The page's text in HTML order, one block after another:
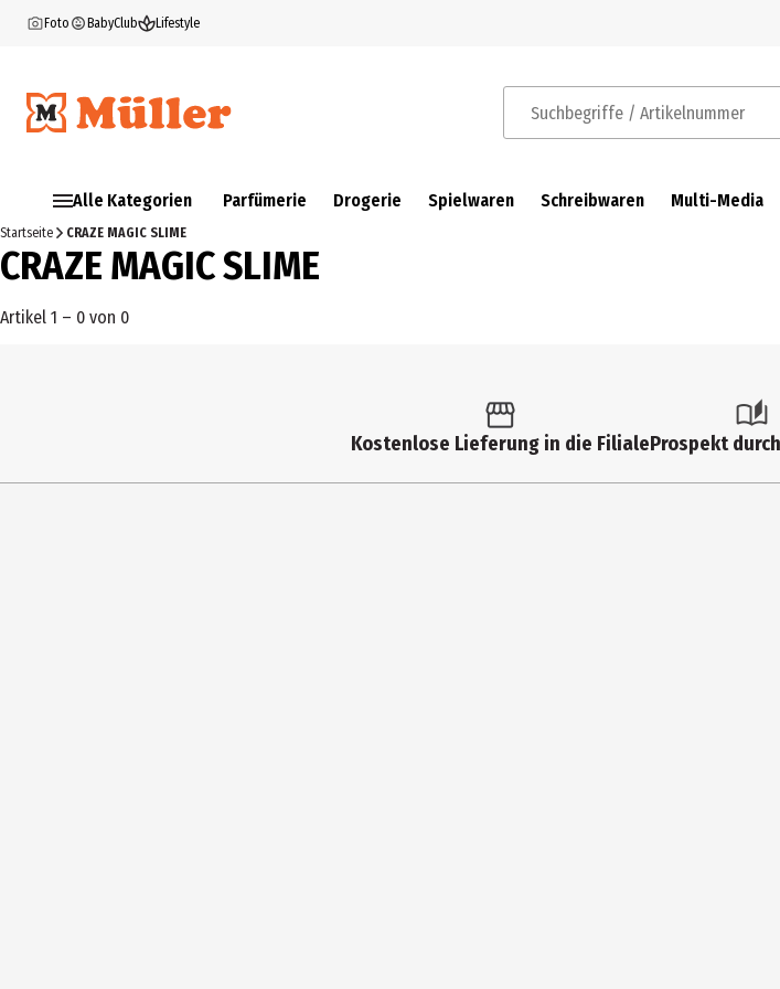
Foto BabyClub Lifestyle
Suchbegriffe / Artikelnummer
Alle Kategorien Parfümerie Drogerie Spielwaren Schreibwaren Multi-Media
Startseite CRAZE MAGIC SLIME
CRAZE MAGIC SLIME
Artikel 1 – 0 von 0
Kostenlose Lieferung in die FilialeProspekt